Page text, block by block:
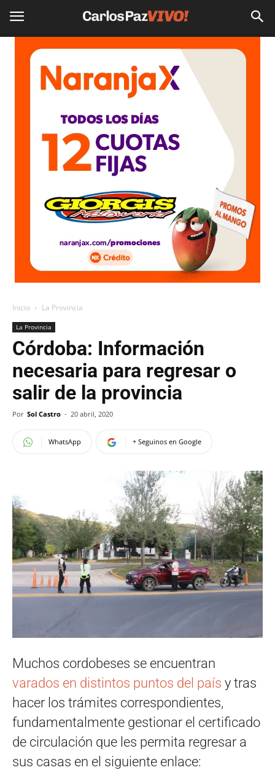
Inicio La Provincia
La Provincia
Córdoba: Información
necesaria para regresar o
salir de la provincia
Por Sol Castro - 20 abril, 2020
WhatsApp + Seguinos en Google
Muchos cordobeses se encuentran
varados en distintos puntos del país y tras
hacer los trámites correspondientes,
fundamentalmente gestionar el certificado
de circulación que les permita regresar a
sus casas en el siguiente enlace: